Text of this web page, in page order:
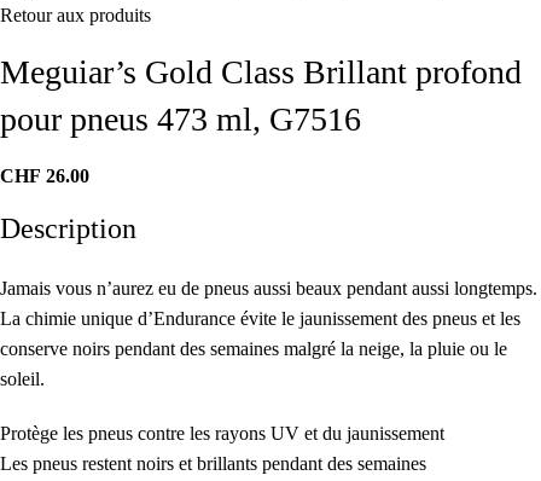
Retour aux produits
Meguiar’s Gold Class Brillant profond
pour pneus 473 ml, G7516
CHF 26.00
Description
Jamais vous n’aurez eu de pneus aussi beaux pendant aussi longtemps.
La chimie unique d’Endurance évite le jaunissement des pneus et les
conserve noirs pendant des semaines malgré la neige, la pluie ou le
soleil.
Protège les pneus contre les rayons UV et du jaunissement
Les pneus restent noirs et brillants pendant des semaines